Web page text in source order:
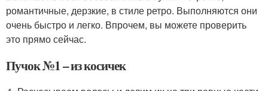
романтичные, дерзкие, в стиле ретро. Выполняются они
очень быстро и легко. Впрочем, вы можете проверить
это прямо сейчас.
Пучок №1 – из косичек